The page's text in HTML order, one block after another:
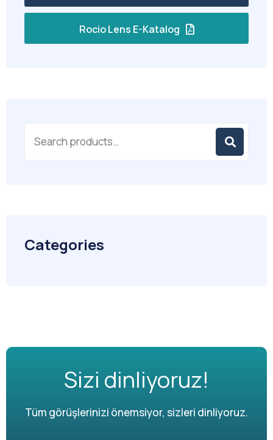
Rocio Lens E-Katalog
Categories
Sizi dinliyoruz!
Tüm görüşlerinizi önemsiyor, sizleri dinliyoruz.